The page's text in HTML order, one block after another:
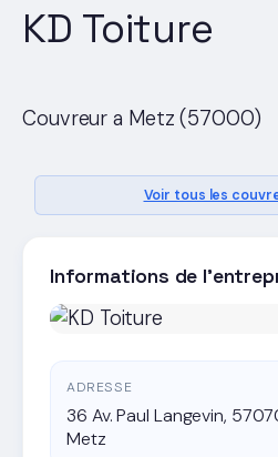
KD Toiture
Couvreur a Metz (57000)
Voir tous les
Informations de
ADRESSE
36 Av. Paul Langevin,
Metz